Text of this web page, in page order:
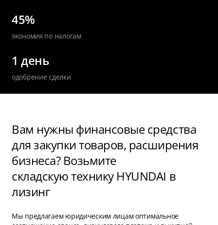
45%
экономия по налогам
1 день
одобрение сделки
Вам нужны финансовые средства
для закупки товаров, расширения
бизнеса? Возьмите
складскую технику HYUNDAI в
лизинг
Мы предлагаем юридическим лицам оптимальное